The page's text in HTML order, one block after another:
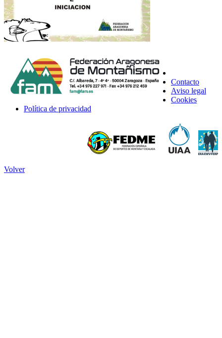
Contacto
Aviso legal
Cookies
Política de privacidad
Volver